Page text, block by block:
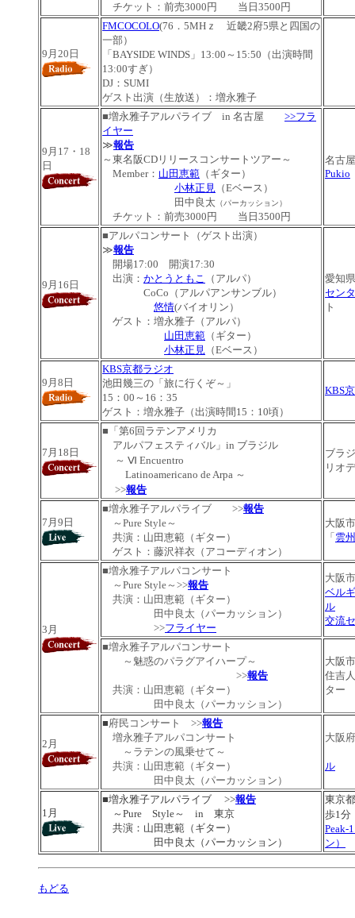
チケット：前売3000円 当日3500円
9月20日
FMCOCOLO(76．5MHｚ 近畿2府5県と四国の
一部）
「BAYSIDE WINDS」13:00～15:50（出演時間
13:00すぎ）
DJ：SUMI
ゲスト出演（生放送）：増永雅子
9月17・18
日
■増永雅子アルパライブ in 名古屋 >>フラ
イヤー
≫報告
～東名阪CDリリースコンサートツアー～
Member： 山田恵範 （ギター）
小林正見 （Eベース）
田中良太 （パーカッション）
チケット：前売3000円 当日3500円
名古
Pukio
9月16日
■アルパコンサート（ゲスト出演）
≫報告
開場17:00 開演17:30
出演： かとうともこ
（アルパ）
CoCo（アルパアンサンブル）
悠情(バイオリン）
ゲスト：増永雅子（アルパ）
山田恵範 （ギター）
小林正見 （Eベース）
愛知県
セン
ト
9月8日
KBS京都ラジオ
池田幾三の「旅に行くぞ～」
15：00～16：35
ゲスト：増永雅子（出演時間15：10頃）
KBS
7月18日
■ 「第6回ラテンアメリカ
アルパフェスティバル」in ブラジル
～ Ⅵ Encuentro
Latinoamericano de Arpa ～
>>報告
ブラ
リオ
7月9日
■増永雅子アルパライブ >>報告
～Pure Style～
共演：山田恵範（ギター）
ゲスト：藤沢祥衣（アコーディオン）
大阪
「 雲
3月
■増永雅子アルパコンサート
～Pure Style～ >>報告
共演：山田恵範（ギター）
田中良太（パーカッション）
>>フライヤー
大阪
ベル
ル
交流
■増永雅子アルパコンサート
～魅惑のパラグアイハープ～
>>報告
共演：山田恵範（ギター）
田中良太（パーカッション）
大阪
住吉
ター
2月
■府民コンサート >>報告
増永雅子アルパコンサート
～ラテンの風乗せて～
共演：山田恵範（ギター）
田中良太（パーカッション）
大阪
ル
1月
■増永雅子アルパライブ >>報告
～Pure Style～ in 東京
共演：山田恵範（ギター）
田中良太（パーカッション）
東京
歩1分
Peak-
ン）
もどる